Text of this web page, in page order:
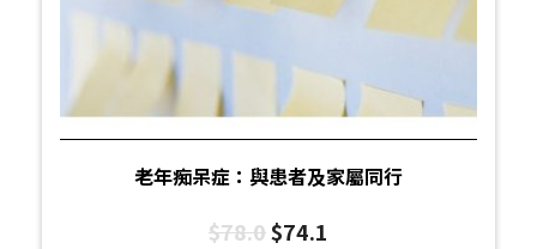
老年痴呆症：與患者及家屬同行
$78.0$74.1